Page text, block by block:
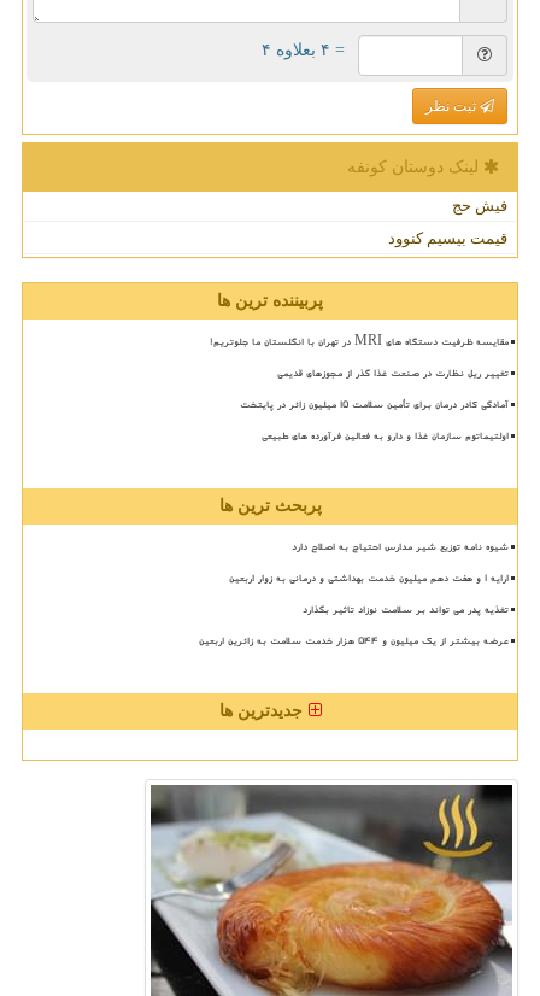
= ۴ بعلاوه ۴
ثبت نظر
لینک دوستان كونفه
فیش حج
قیمت بیسیم کنوود
پربیننده ترین ها
مقایسه ظرفیت دستگاه های MRI در تهران با انگلستان ما جلوتریم!
تغییر ریل نظارت در صنعت غذا گذر از مجوزهای قدیمی
آمادگی کادر درمان برای تأمین سلامت 15 میلیون زائر در پایتخت
اولتیماتوم سازمان غذا و دارو به فعالین فرآورده های طبیعی
پربحث ترین ها
شیوه نامه توزیع شیر مدارس احتیاج به اصلاح دارد
ارایه ۱ و هفت دهم میلیون خدمت بهداشتی و درمانی به زوار اربعین
تغذیه پدر می تواند بر سلامت نوزاد تاثیر بگذارد
عرضه بیشتر از یک میلیون و ۵۴۴ هزار خدمت سلامت به زائرین اربعین
جدیدترین ها